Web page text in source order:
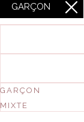
GARÇON
GARÇON
MIXTE